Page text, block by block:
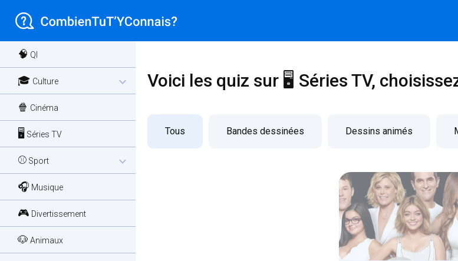
🧠 QI
🎓 Culture expand_more
🍿 Cinéma
🖥️ Séries TV
⚾ Sport expand_more
🎧 Musique
🎮 Divertissement
🐶 Animaux
Voici les quiz sur 🖥️ Séries TV,
Tous Bandes dessinées Dessins animés